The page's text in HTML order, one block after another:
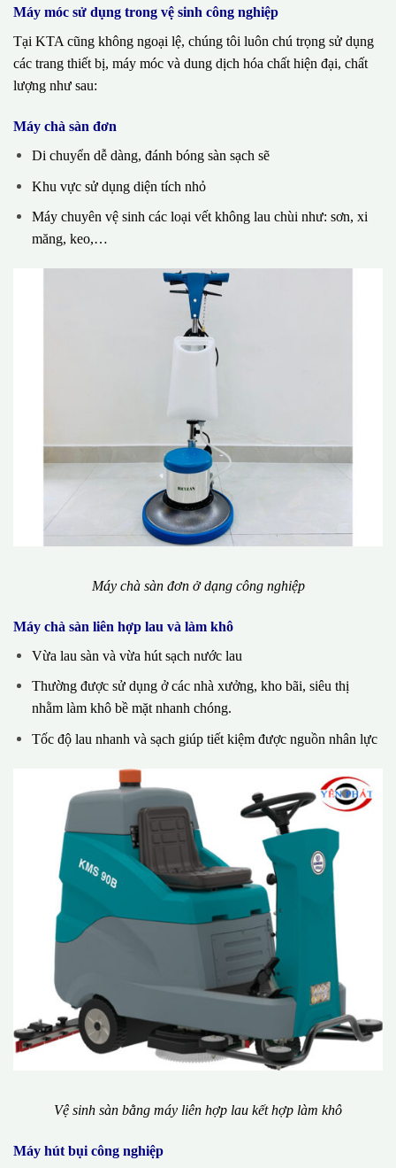
Máy móc sử dụng trong vệ sinh công nghiệp
Tại KTA cũng không ngoại lệ, chúng tôi luôn chú trọng sử dụng
các trang thiết bị, máy móc và dung dịch hóa chất hiện đại, chất
lượng như sau:
Máy chà sàn đơn
Di chuyển dễ dàng, đánh bóng sàn sạch sẽ
Khu vực sử dụng diện tích nhỏ
Máy chuyên vệ sinh các loại vết không lau chùi như: sơn, xi
măng, keo,…
Máy chà sàn đơn ở dạng công nghiệp
Máy chà sàn liên hợp lau và làm khô
Vừa lau sàn và vừa hút sạch nước lau
Thường được sử dụng ở các nhà xưởng, kho bãi, siêu thị
nhằm làm khô bề mặt nhanh chóng.
Tốc độ lau nhanh và sạch giúp tiết kiệm được nguồn nhân lực
Vệ sinh sàn bằng máy liên hợp lau kết hợp làm khô
Máy hút bụi công nghiệp